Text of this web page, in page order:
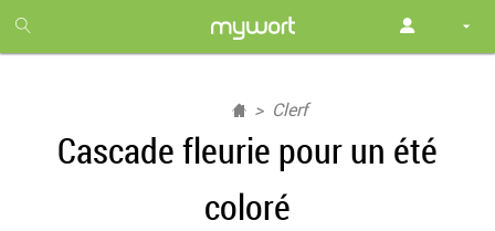
month
free
Clerf
Cascade fleurie pour un été
coloré